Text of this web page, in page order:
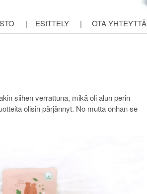
| ESITTELY | OTA YHTEYTTÄ
siihen verrattuna, mikä oli alun perin
olisin pärjännyt. No mutta onhan se